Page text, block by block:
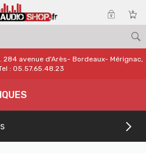
284 avenue d'Arès- Bordeaux- Mérignac,
: 05.57.65.48.23